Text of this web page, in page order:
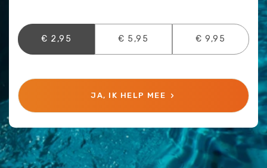
€ 2,95 € 5,95 € 9,95
JA, IK HELP MEE